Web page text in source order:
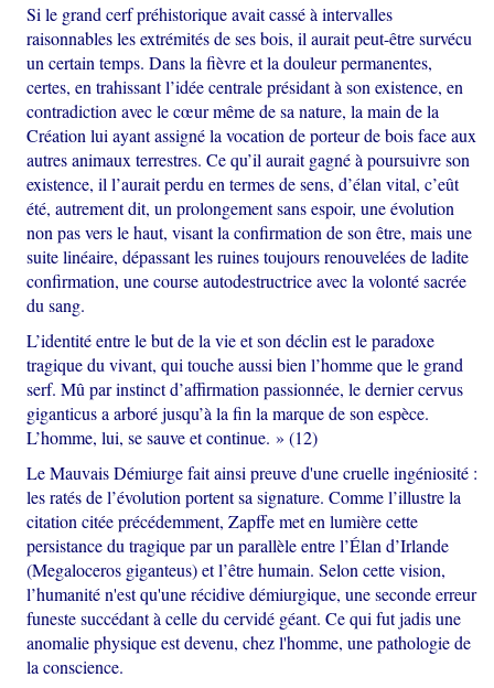
Si le grand cerf préhistorique avait cassé à intervalles
raisonnables les extrémités de ses bois, il aurait peut-être survécu
un certain temps. Dans la fièvre et la douleur permanentes,
certes, en trahissant l’idée centrale présidant à son existence, en
contradiction avec le cœur même de sa nature, la main de la
Création lui ayant assigné la vocation de porteur de bois face aux
autres animaux terrestres. Ce qu’il aurait gagné à poursuivre son
existence, il l’aurait perdu en termes de sens, d’élan vital, c’eût
été, autrement dit, un prolongement sans espoir, une évolution
non pas vers le haut, visant la confirmation de son être, mais une
suite linéaire, dépassant les ruines toujours renouvelées de ladite
confirmation, une course autodestructrice avec la volonté sacrée
du sang.
L’identité entre le but de la vie et son déclin est le paradoxe
tragique du vivant, qui touche aussi bien l’homme que le grand
serf. Mû par instinct d’affirmation passionnée, le dernier cervus
giganticus a arboré jusqu’à la fin la marque de son espèce.
L’homme, lui, se sauve et continue. » (12)
Le Mauvais Démiurge fait ainsi preuve d'une cruelle ingéniosité :
les ratés de l’évolution portent sa signature. Comme l’illustre la
citation citée précédemment, Zapffe met en lumière cette
persistance du tragique par un parallèle entre l’Élan d’Irlande
(Megaloceros giganteus) et l’être humain. Selon cette vision,
l’humanité n'est qu'une récidive démiurgique, une seconde erreur
funeste succédant à celle du cervidé géant. Ce qui fut jadis une
anomalie physique est devenu, chez l'homme, une pathologie de
la conscience.